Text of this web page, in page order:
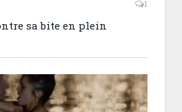
1
sa bite en plein